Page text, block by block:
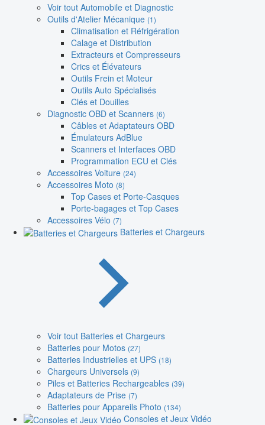
Voir tout Automobile et Diagnostic
Outils d'Atelier Mécanique (1)
Climatisation et Réfrigération
Calage et Distribution
Extracteurs et Compresseurs
Crics et Élévateurs
Outils Frein et Moteur
Outils Auto Spécialisés
Clés et Douilles
Diagnostic OBD et Scanners (6)
Câbles et Adaptateurs OBD
Émulateurs AdBlue
Scanners et Interfaces OBD
Programmation ECU et Clés
Accessoires Voiture (24)
Accessoires Moto (8)
Top Cases et Porte-Casques
Porte-bagages et Top Cases
Accessoires Vélo (7)
Batteries et Chargeurs
Voir tout Batteries et Chargeurs
Batteries pour Motos (27)
Batteries Industrielles et UPS (18)
Chargeurs Universels (9)
Piles et Batteries Rechargeables (39)
Adaptateurs de Prise (7)
Batteries pour Appareils Photo (134)
Consoles et Jeux Vidéo